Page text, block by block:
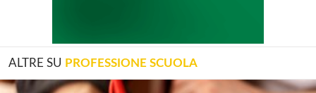
ALTRE SU PROFESSIONE SCUOLA